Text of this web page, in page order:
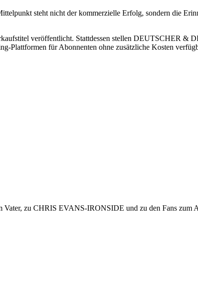
steht nicht der kommerzielle Erfolg, sondern die
veröffentlicht. Stattdessen stellen DEUTSCHER &
Plattformen für Abonnenten ohne zusätzliche Kosten
Vater, zu CHRIS EVANS-IRONSIDE und zu den Fans